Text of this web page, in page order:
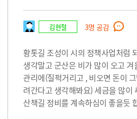
김현철 3명 공감
황톳길 조성이 시의 정책사업처럼
생각말고 군산은 비가 많이 오고 겨
관리에(질퍽거리고 , 비오면 돈이
려간다고 생각해봐요) 세금을 많이
산책길 정비를 계속하심이 좋을듯